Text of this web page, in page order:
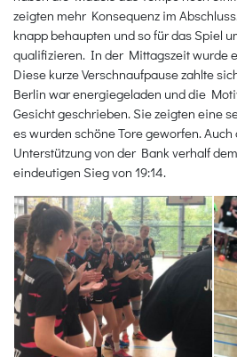
zeigten mehr Konsequenz im
knapp behaupten und so für das Spiel
qualifizieren. In der Mittagszeit wurde
Diese kurze Verschnaufpause zahlte
Berlin war energiegeladen und die
Gesicht geschrieben. Sie zeigten eine
es wurden schöne Tore geworfen.
Unterstützung von der Bank verhalf
eindeutigen Sieg von 19:14.